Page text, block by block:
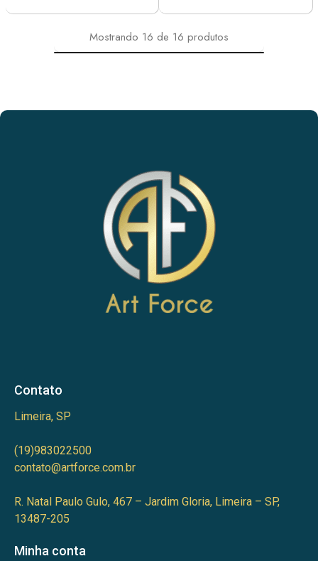
Mostrando 16 de 16 produtos
Contato
Limeira, SP
(19)983022500
contato@artforce.com.br
R. Natal Paulo Gulo, 467 – Jardim Gloria, Limeira – SP,
13487-205
Minha conta